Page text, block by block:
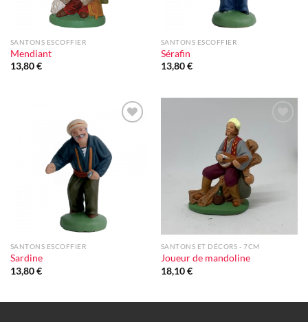
SANTONS ESCOFFIER
Mendiant
13,80€
SANTONS ESCOFFIER
Sérafin
13,80€
SANTONS ESCOFFIER
Sardine
13,80€
SANTONS ET DÉCORS - 7CM
Joueur de mandoline
18,10€